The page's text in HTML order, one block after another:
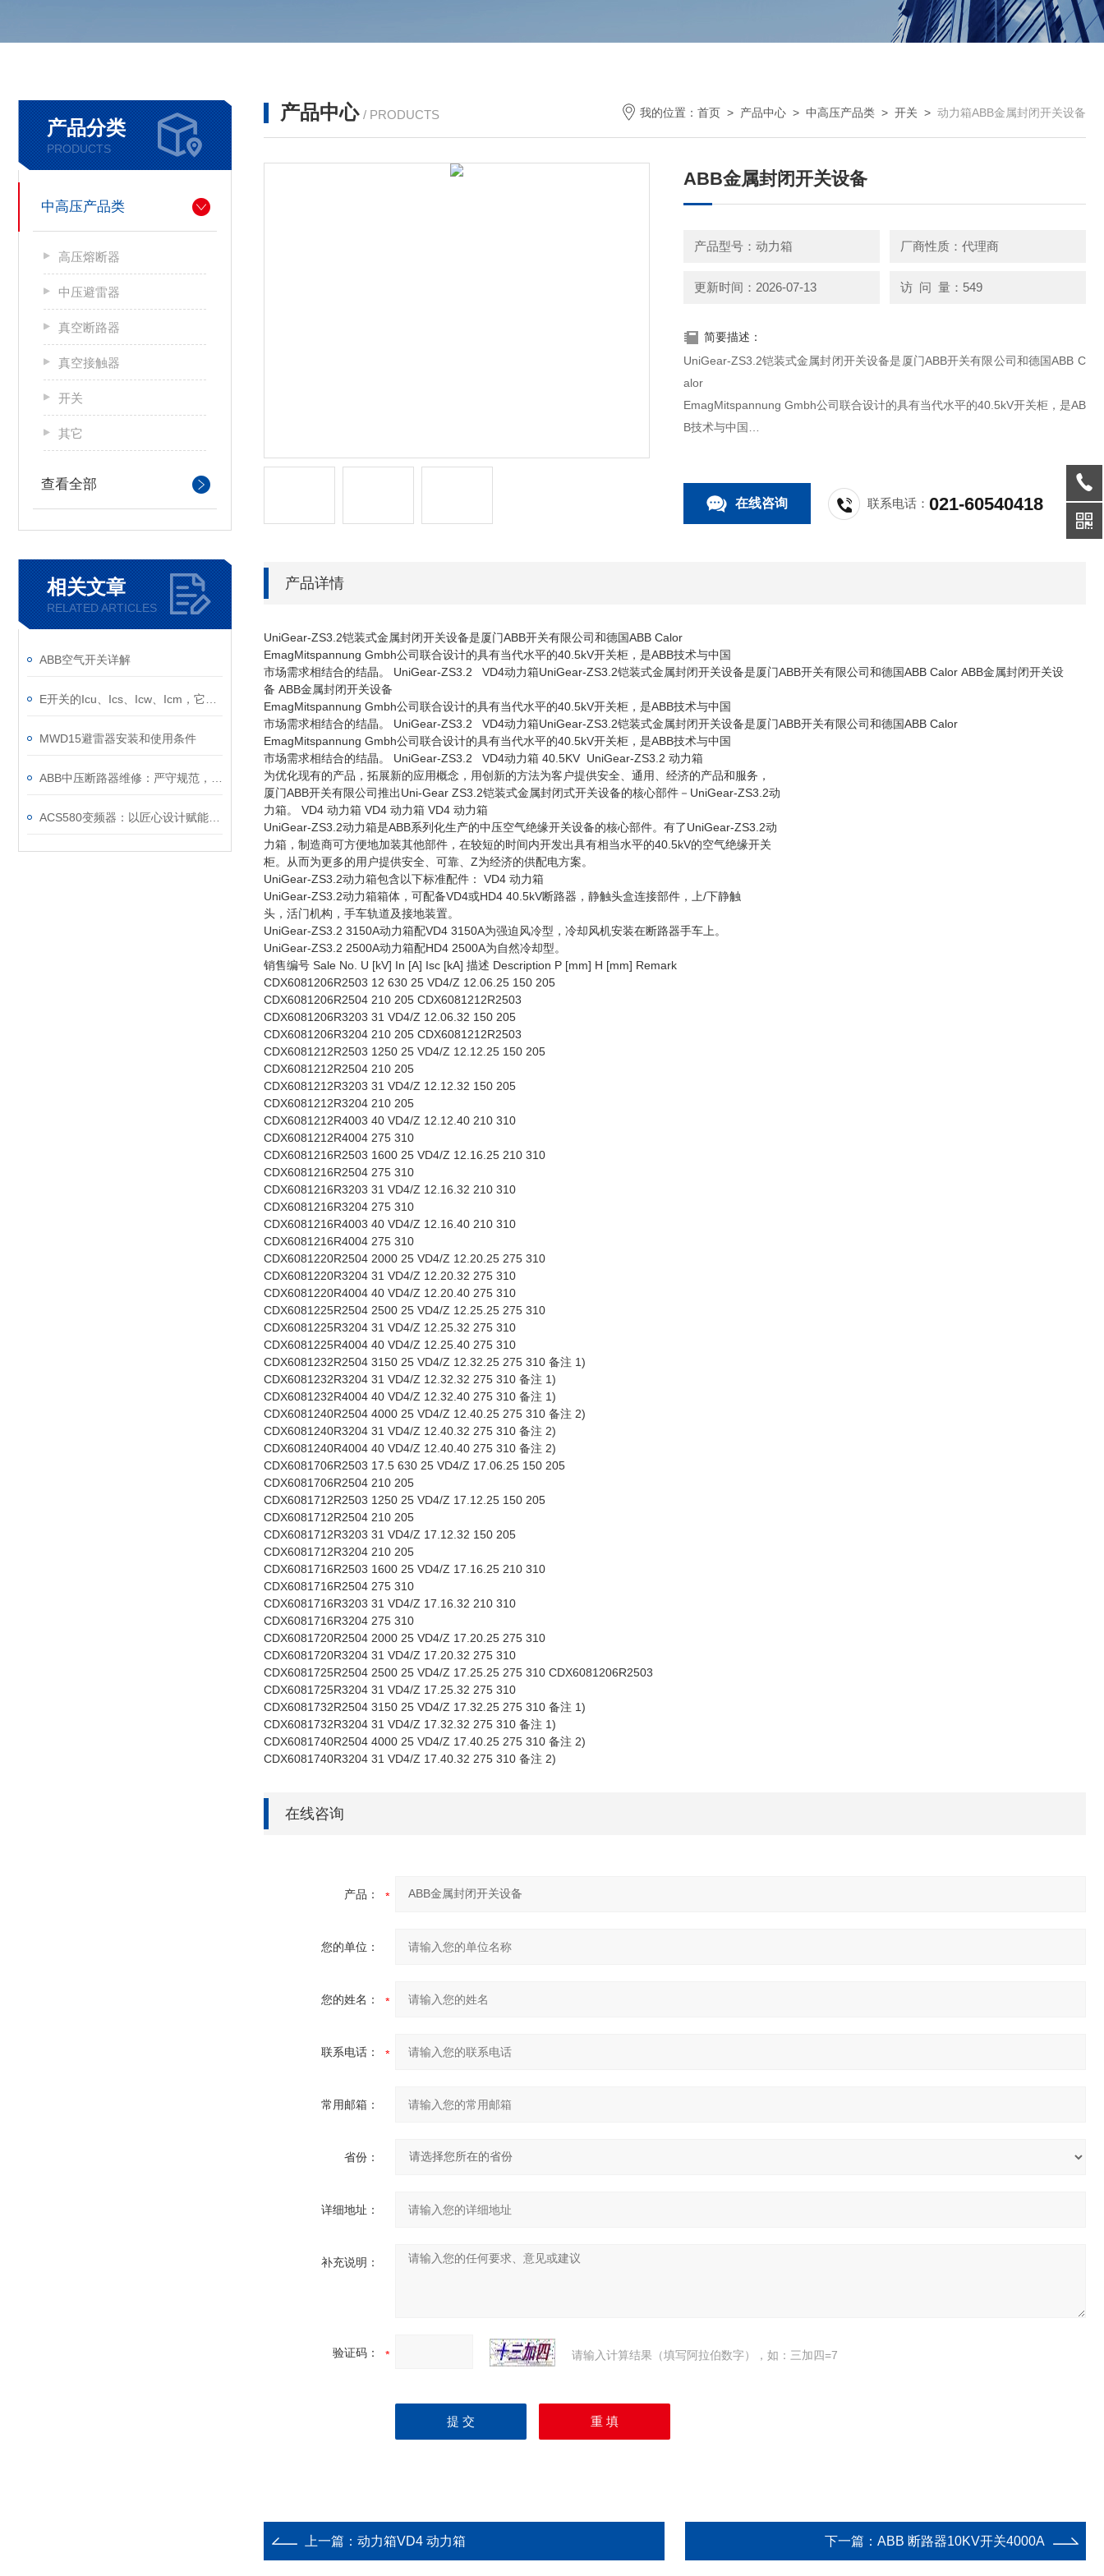
产品分类
PRODUCTS
中高压产品类
高压熔断器
中压避雷器
真空断路器
真空接触器
开关
其它
查看全部
相关文章
RELATED ARTICLES
ABB空气开关详解
MWD15避雷器安装和使用条件
产品中心 / PRODUCTS 我的位置： 首页 > 产品中心 > 中高压产品类 > 开关 > 动力箱ABB金属封闭开关设备
ABB金属封闭开关设备
产品型号：动力箱 厂商性质：代理商
更新时间：2026-07-13 访 问 量：549
简要描述：
UniGear-ZS3.2铠装式金属封闭开关设备是厦门ABB开关有限公司和德国ABB C
alor
EmagMitspannung Gmbh公司联合设计的具有当代水平的40.5kV开关柜，是AB
B技术与中国
在线咨询 联系电话：021-60540418
产品详情
UniGear-ZS3.2铠装式金属封闭开关设备是厦门ABB开关有限公司和德国ABB Calor
EmagMitspannung Gmbh公司联合设计的具有当代水平的40.5kV开关柜，是ABB技术与中国
市场需求相结合的结晶。 UniGear-ZS3.2 VD4动力箱UniGear-ZS3.2铠装式金属封闭开关设备是厦门ABB开关有限公司和德国ABB Calor ABB金属封闭开关设
备 ABB金属封闭开关设备
EmagMitspannung Gmbh公司联合设计的具有当代水平的40.5kV开关柜，是ABB技术与中国
市场需求相结合的结晶。 UniGear-ZS3.2 VD4动力箱UniGear-ZS3.2铠装式金属封闭开关设备是厦门ABB开关有限公司和德国ABB Calor
EmagMitspannung Gmbh公司联合设计的具有当代水平的40.5kV开关柜，是ABB技术与中国
市场需求相结合的结晶。 UniGear-ZS3.2 VD4动力箱 40.5KV UniGear-ZS3.2 动力箱
为优化现有的产品，拓展新的应用概念，用创新的方法为客户提供安全、通用、经济的产品和服务，
厦门ABB开关有限公司推出Uni-Gear ZS3.2铠装式金属封闭式开关设备的核心部件－UniGear-ZS3.2动
力箱。 VD4 动力箱 VD4 动力箱 VD4 动力箱
UniGear-ZS3.2动力箱是ABB系列化生产的中压空气绝缘开关设备的核心部件。有了UniGear-ZS3.2动
力箱，制造商可方便地加装其他部件，在较短的时间内开发出具有相当水平的40.5kV的空气绝缘开关
柜。从而为更多的用户提供安全、可靠、Z为经济的供配电方案。
UniGear-ZS3.2动力箱包含以下标准配件： VD4 动力箱
UniGear-ZS3.2动力箱箱体，可配备VD4或HD4 40.5kV断路器，静触头盒连接部件，上/下静触
头，活门机构，手车轨道及接地装置。
UniGear-ZS3.2 3150A动力箱配VD4 3150A为强迫风冷型，冷却风机安装在断路器手车上。
UniGear-ZS3.2 2500A动力箱配HD4 2500A为自然冷却型。
销售编号 Sale No. U [kV] In [A] Isc [kA] 描述 Description P [mm] H [mm] Remark
CDX6081206R2503 12 630 25 VD4/Z 12.06.25 150 205
CDX6081206R2504 210 205 CDX6081212R2503
CDX6081206R3203 31 VD4/Z 12.06.32 150 205
CDX6081206R3204 210 205 CDX6081212R2503
CDX6081212R2503 1250 25 VD4/Z 12.12.25 150 205
CDX6081212R2504 210 205
CDX6081212R3203 31 VD4/Z 12.12.32 150 205
CDX6081212R3204 210 205
CDX6081212R4003 40 VD4/Z 12.12.40 210 310
CDX6081212R4004 275 310
CDX6081216R2503 1600 25 VD4/Z 12.16.25 210 310
CDX6081216R2504 275 310
CDX6081216R3203 31 VD4/Z 12.16.32 210 310
CDX6081216R3204 275 310
CDX6081216R4003 40 VD4/Z 12.16.40 210 310
CDX6081216R4004 275 310
CDX6081220R2504 2000 25 VD4/Z 12.20.25 275 310
CDX6081220R3204 31 VD4/Z 12.20.32 275 310
CDX6081220R4004 40 VD4/Z 12.20.40 275 310
CDX6081225R2504 2500 25 VD4/Z 12.25.25 275 310
CDX6081225R3204 31 VD4/Z 12.25.32 275 310
CDX6081225R4004 40 VD4/Z 12.25.40 275 310
CDX6081232R2504 3150 25 VD4/Z 12.32.25 275 310 备注 1)
CDX6081232R3204 31 VD4/Z 12.32.32 275 310 备注 1)
CDX6081232R4004 40 VD4/Z 12.32.40 275 310 备注 1)
CDX6081240R2504 4000 25 VD4/Z 12.40.25 275 310 备注 2)
CDX6081240R3204 31 VD4/Z 12.40.32 275 310 备注 2)
CDX6081240R4004 40 VD4/Z 12.40.40 275 310 备注 2)
CDX6081706R2503 17.5 630 25 VD4/Z 17.06.25 150 205
CDX6081706R2504 210 205
CDX6081712R2503 1250 25 VD4/Z 17.12.25 150 205
CDX6081712R2504 210 205
CDX6081712R3203 31 VD4/Z 17.12.32 150 205
CDX6081712R3204 210 205
CDX6081716R2503 1600 25 VD4/Z 17.16.25 210 310
CDX6081716R2504 275 310
CDX6081716R3203 31 VD4/Z 17.16.32 210 310
CDX6081716R3204 275 310
CDX6081720R2504 2000 25 VD4/Z 17.20.25 275 310
CDX6081720R3204 31 VD4/Z 17.20.32 275 310
CDX6081725R2504 2500 25 VD4/Z 17.25.25 275 310 CDX6081206R2503
CDX6081725R3204 31 VD4/Z 17.25.32 275 310
CDX6081732R2504 3150 25 VD4/Z 17.32.25 275 310 备注 1)
CDX6081732R3204 31 VD4/Z 17.32.32 275 310 备注 1)
CDX6081740R2504 4000 25 VD4/Z 17.40.25 275 310 备注 2)
CDX6081740R3204 31 VD4/Z 17.40.32 275 310 备注 2)
在线咨询
产品：
您的单位：
您的姓名：
联系电话：
常用邮箱：
省份：
详细地址：
补充说明：
验证码： 请输入计算结果（填写阿拉伯数字），如：三加四=7
上一篇： 动力箱VD4 动力箱 下一篇： ABB 断路器10KV开关4000A